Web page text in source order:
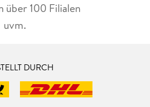
über 100 Filialen
uvm.
DURCH